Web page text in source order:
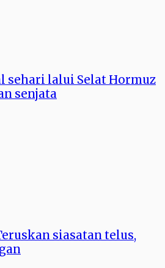
sehari lalui Selat Hormuz
senjata
siasatan telus,